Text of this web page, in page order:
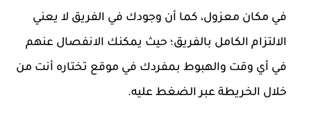
في مكان معزول، كما أن وجودك في الفريق لا يعني
الالتزام الكامل بالفريق؛ حيث يمكنك الانفصال عنهم
في أي وقت والهبوط بمفردك في موقع تختاره أنت من
خلال الخريطة عبر الضغط عليه.